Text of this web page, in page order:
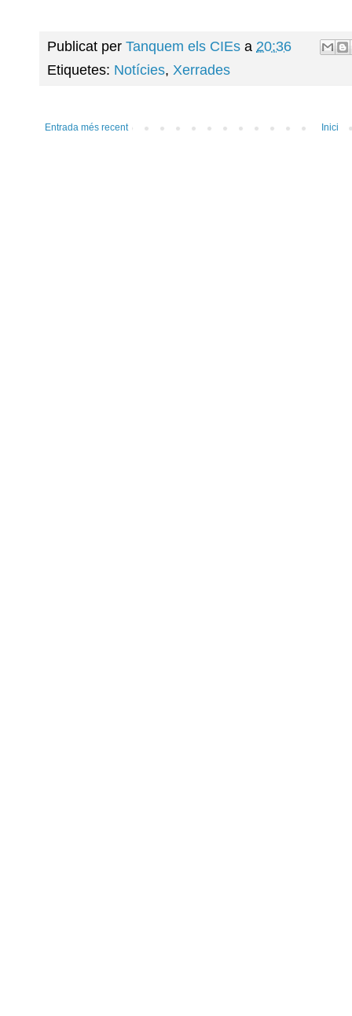
Publicat per Tanquem els CIEs a 20:36
Etiquetes: Notícies, Xerrades
Entrada més recent Inici